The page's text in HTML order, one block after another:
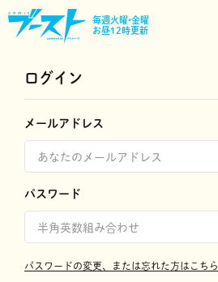
毎週火曜•金曜
お昼12時更新
ログイン
メールアドレス
パスワード
パスワードの変更、または忘れた方はこちら